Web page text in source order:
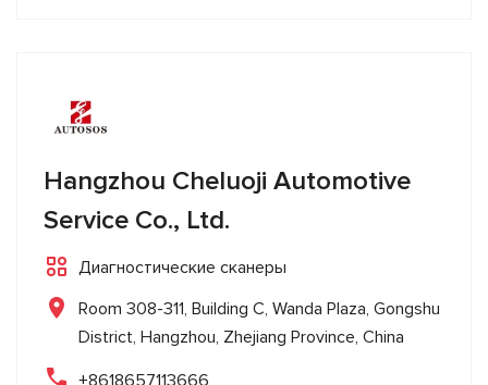
Hangzhou Cheluoji Automotive
Service Co., Ltd.
Диагностические сканеры
Room 308-311, Building C, Wanda Plaza, Gongshu
District, Hangzhou, Zhejiang Province, China
+8618657113666